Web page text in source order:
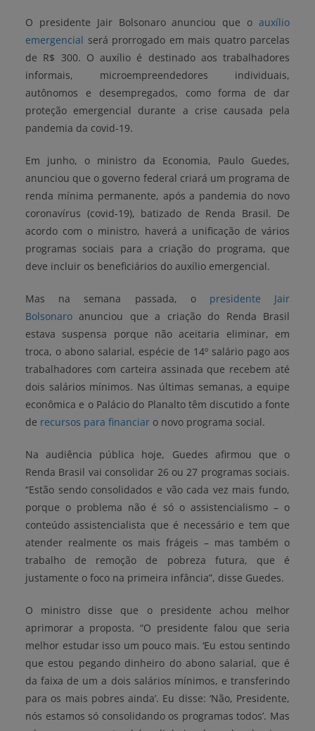
O presidente Jair Bolsonaro anunciou que o auxílio
emergencial será prorrogado em mais quatro parcelas
de R$ 300. O auxílio é destinado aos trabalhadores
informais, microempreendedores individuais,
autônomos e desempregados, como forma de dar
proteção emergencial durante a crise causada pela
pandemia da covid-19.
Em junho, o ministro da Economia, Paulo Guedes,
anunciou que o governo federal criará um programa de
renda mínima permanente, após a pandemia do novo
coronavírus (covid-19), batizado de Renda Brasil. De
acordo com o ministro, haverá a unificação de vários
programas sociais para a criação do programa, que
deve incluir os beneficiários do auxílio emergencial.
Mas na semana passada, o presidente Jair
Bolsonaro anunciou que a criação do Renda Brasil
estava suspensa porque não aceitaria eliminar, em
troca, o abono salarial, espécie de 14º salário pago aos
trabalhadores com carteira assinada que recebem até
dois salários mínimos. Nas últimas semanas, a equipe
econômica e o Palácio do Planalto têm discutido a fonte
de recursos para financiar o novo programa social.
Na audiência pública hoje, Guedes afirmou que o
Renda Brasil vai consolidar 26 ou 27 programas sociais.
“Estão sendo consolidados e vão cada vez mais fundo,
porque o problema não é só o assistencialismo – o
conteúdo assistencialista que é necessário e tem que
atender realmente os mais frágeis – mas também o
trabalho de remoção de pobreza futura, que é
justamente o foco na primeira infância”, disse Guedes.
O ministro disse que o presidente achou melhor
aprimorar a proposta. “O presidente falou que seria
melhor estudar isso um pouco mais. ‘Eu estou sentindo
que estou pegando dinheiro do abono salarial, que é
da faixa de um a dois salários mínimos, e transferindo
para os mais pobres ainda’. Eu disse: ‘Não, Presidente,
nós estamos só consolidando os programas todos’. Mas